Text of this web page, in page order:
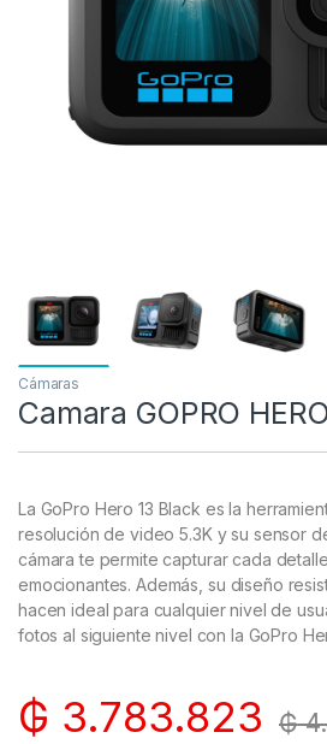
Cámaras
Camara GOPRO
La GoPro Hero 13 Black es la
resolución de video 5.3K y su sensor
cámara te permite capturar cada
emocionantes. Además, su diseño
hacen ideal para cualquier nivel de
fotos al siguiente nivel con la GoPro
₲ 3.783.823 ₲